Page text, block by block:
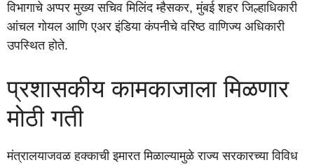
विभागाचे अप्पर मुख्य सचिव मिलिंद म्हैसकर, मुंबई शहर जिल्हाधिकारी
आंचल गोयल आणि एअर इंडिया कंपनीचे वरिष्ठ वाणिज्य अधिकारी
उपस्थित होते.
प्रशासकीय कामकाजाला मिळणार
मोठी गती
मंत्रालयाजवळ हक्काची इमारत मिळाल्यामुळे राज्य सरकारच्या विविध